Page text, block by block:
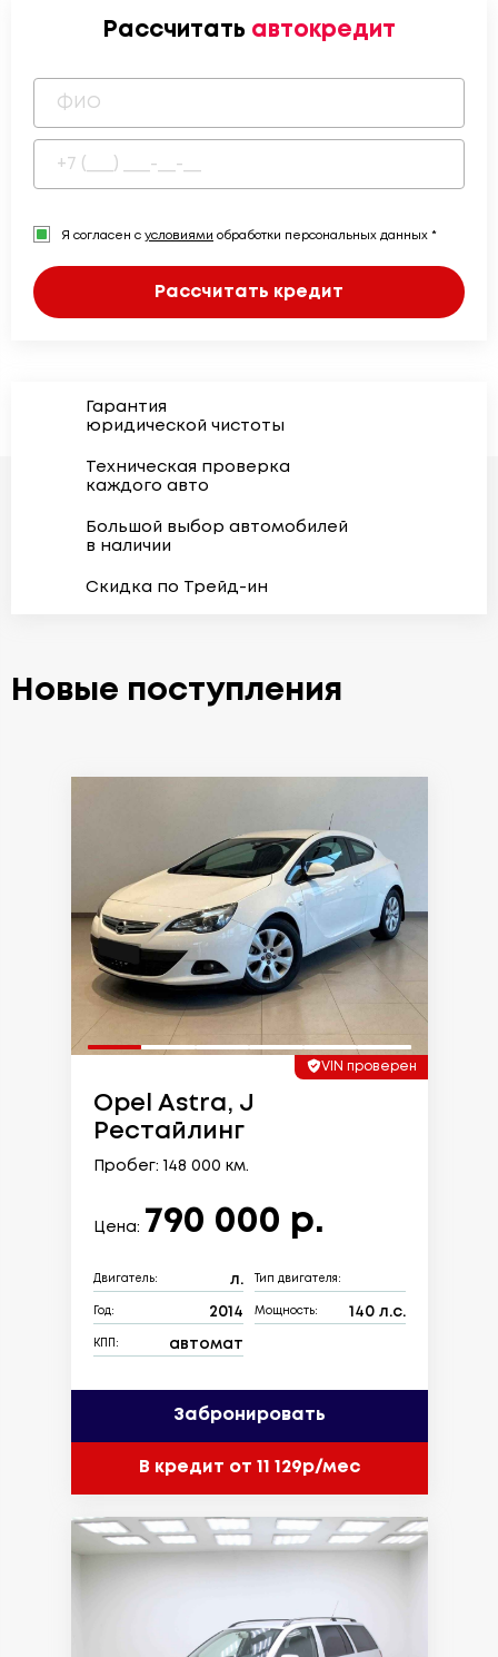
Рассчитать автокредит
Я согласен с условиями обработки персональных данных *
Рассчитать кредит
Гарантия
юридической чистоты
Техническая проверка
каждого авто
Большой выбор автомобилей
в наличии
Скидка по Трейд-ин
Новые поступления
VIN проверен
Opel Astra, J
Рестайлинг
Пробег: 148 000 км.
Цена: 790 000 р.
Двигатель: л. Тип двигателя:
Год: 2014 Мощность: 140 л.с.
КПП: автомат
Забронировать
В кредит от 11 129р/мес